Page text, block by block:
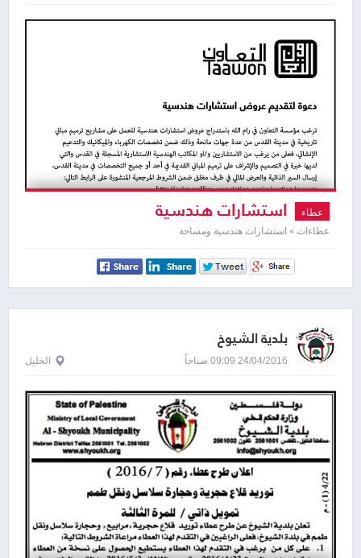
عطاء استشارات هندسية
عطاءات » استشارات هندسية ومساحة
بلدية الشيوخ
24/04/2016 09:09 صباحاً الخليل